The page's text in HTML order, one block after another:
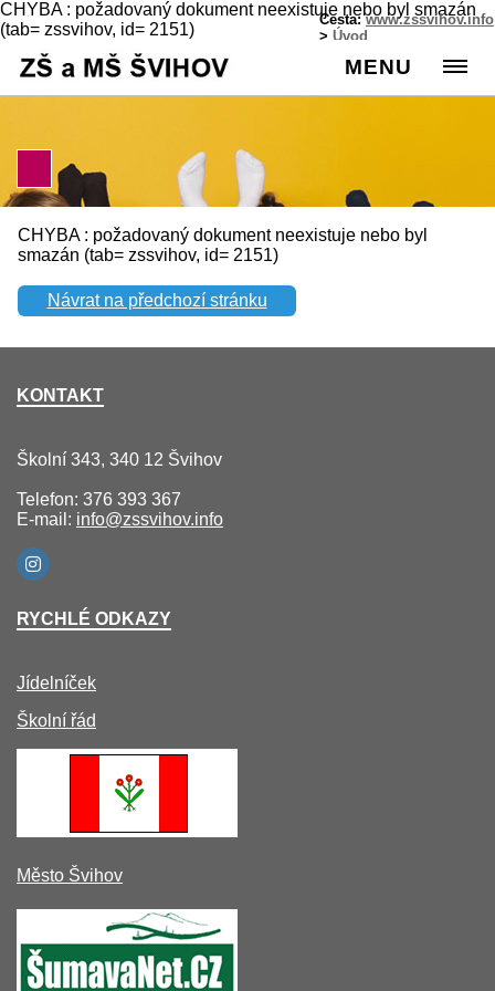
CHYBA : požadovaný dokument neexistuje nebo byl smazán
(tab= zssvihov, id= 2151)
MENU
Cesta:www.zssvihov.info
> Úvod
CHYBA : požadovaný dokument neexistuje nebo byl
smazán (tab= zssvihov, id= 2151)
Návrat na předchozí stránku
KONTAKT
Školní 343, 340 12 Švihov
Telefon: 376 393 367
E-mail: info@zssvihov.info
RYCHLÉ ODKAZY
Jídelníček
Školní řád
Město Švihov